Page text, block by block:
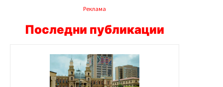
Реклама
Последни публикации